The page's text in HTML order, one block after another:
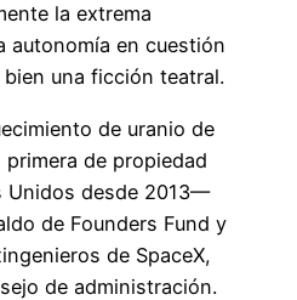
la extrema
autonomía en cuestión
una ficción teatral.
de uranio de
de propiedad
Unidos desde 2013—
de Founders Fund y
de SpaceX,
de administración.